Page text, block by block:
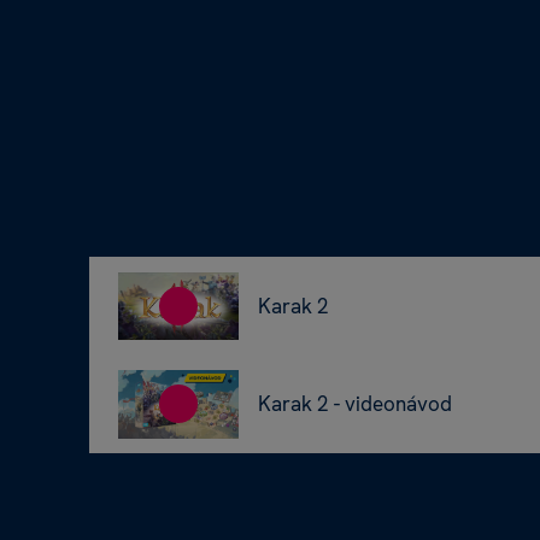
Karak 2
Karak 2 - videonávod